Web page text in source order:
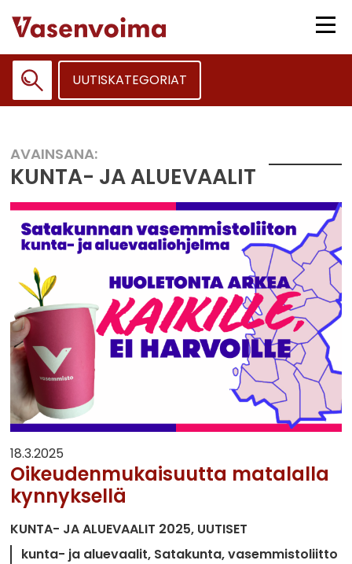
sisältöön
UUTISKATEGORIAT
AVAINSANA:
KUNTA- JA ALUEVAALIT
18.3.2025
Oikeudenmukaisuutta matalalla
kynnyksellä
KUNTA- JA ALUEVAALIT 2025 UUTISET
kunta- ja aluevaalit Satakunta vasemmistoliitto